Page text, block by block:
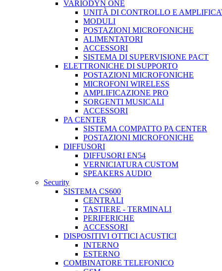
VARIODYN ONE
UNITÀ DI CONTROLLO E
MODULI
POSTAZIONI MICROFONICHE
ALIMENTATORI
ACCESSORI
SISTEMA DI SUPERVISIONE PACT
ELETTRONICHE DI SUPPORTO
POSTAZIONI MICROFONICHE
MICROFONI WIRELESS
AMPLIFICAZIONE PRO
SORGENTI MUSICALI
ACCESSORI
PA CENTER
SISTEMA COMPATTO PA CENTER
POSTAZIONI MICROFONICHE
DIFFUSORI
DIFFUSORI EN54
VERNICIATURA CUSTOM
SPEAKERS AUDIO
Security
SISTEMA CS600
CENTRALI
TASTIERE - TERMINALI
PERIFERICHE
ACCESSORI
DISPOSITIVI OTTICI ACUSTICI
INTERNO
ESTERNO
COMBINATORE TELEFONICO